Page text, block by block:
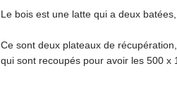
Le bois est une latte qui a deux
Ce sont deux plateaux de
qui sont recoupés pour avoir les 500 x